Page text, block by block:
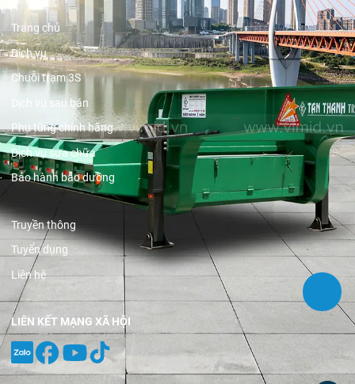
Trang chủ
Dịch vụ
Chuỗi trạm 3S
Dịch vụ sau bán
Phụ tùng chính hãng
Dịch vụ sửa chữa
Bảo hành bảo dưỡng
Truyền thông
Tuyển dụng
Liên hệ
LIÊN KẾT MẠNG XÃ HỘI